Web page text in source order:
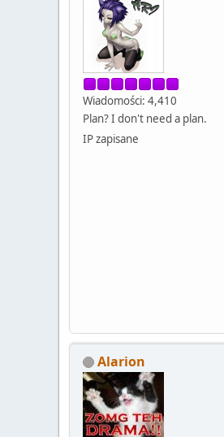
Wiadomości: 4,410
Plan? I don't need a plan.
IP zapisane
Alarion